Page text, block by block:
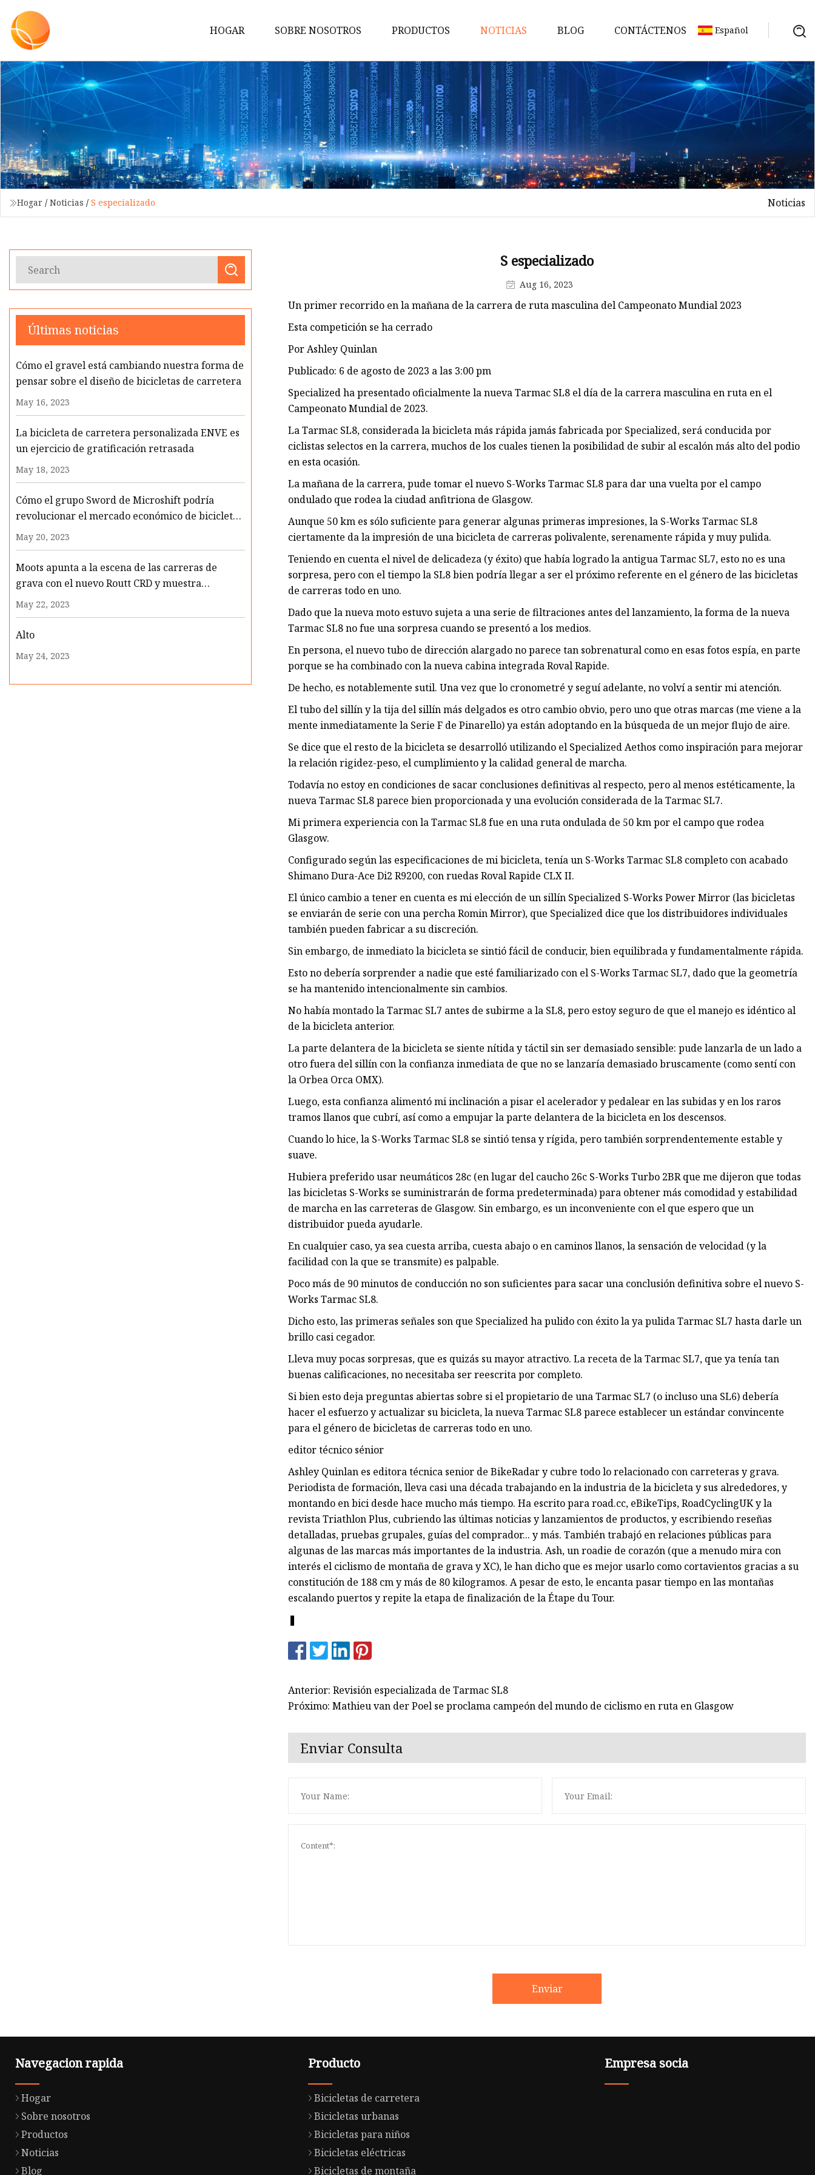
HOGAR SOBRE NOSOTROS PRODUCTOS
Bicicletas de carretera
Bicicletas urbanas
Bicicletas para niños
Bicicletas eléctricas
Bicicletas de montaña
Bicicletas gordas
NOTICIAS BLOG CONTÁCTENOS Español
Hogar / Noticias / S especializado Noticias
Últimas noticias
Cómo el gravel está cambiando nuestra forma de
pensar sobre el diseño de bicicletas de carretera
May 16, 2023
La bicicleta de carretera personalizada ENVE es
un ejercicio de gratificación retrasada
May 18, 2023
Cómo el grupo Sword de Microshift podría
revolucionar el mercado económico de bicicletas
de gravel
May 20, 2023
Moots apunta a la escena de las carreras de
grava con el nuevo Routt CRD y muestra
componentes de carbono MOD
May 22, 2023
Alto
May 24, 2023
S especializado
Aug 16, 2023
Un primer recorrido en la mañana de la carrera de ruta masculina del Campeonato Mundial 2023
Esta competición se ha cerrado
Por Ashley Quinlan
Publicado: 6 de agosto de 2023 a las 3:00 pm
Specialized ha presentado oficialmente la nueva Tarmac SL8 el día de la carrera masculina en ruta en el
Campeonato Mundial de 2023.
La Tarmac SL8, considerada la bicicleta más rápida jamás fabricada por Specialized, será conducida por
ciclistas selectos en la carrera, muchos de los cuales tienen la posibilidad de subir al escalón más alto del podio
en esta ocasión.
La mañana de la carrera, pude tomar el nuevo S-Works Tarmac SL8 para dar una vuelta por el campo
ondulado que rodea la ciudad anfitriona de Glasgow.
Aunque 50 km es sólo suficiente para generar algunas primeras impresiones, la S-Works Tarmac SL8
ciertamente da la impresión de una bicicleta de carreras polivalente, serenamente rápida y muy pulida.
Teniendo en cuenta el nivel de delicadeza (y éxito) que había logrado la antigua Tarmac SL7, esto no es una
sorpresa, pero con el tiempo la SL8 bien podría llegar a ser el próximo referente en el género de las bicicletas
de carreras todo en uno.
Dado que la nueva moto estuvo sujeta a una serie de filtraciones antes del lanzamiento, la forma de la nueva
Tarmac SL8 no fue una sorpresa cuando se presentó a los medios.
En persona, el nuevo tubo de dirección alargado no parece tan sobrenatural como en esas fotos espía, en parte
porque se ha combinado con la nueva cabina integrada Roval Rapide.
De hecho, es notablemente sutil. Una vez que lo cronometré y seguí adelante, no volví a sentir mi atención.
El tubo del sillín y la tija del sillín más delgados es otro cambio obvio, pero uno que otras marcas (me viene a la
mente inmediatamente la Serie F de Pinarello) ya están adoptando en la búsqueda de un mejor flujo de aire.
Se dice que el resto de la bicicleta se desarrolló utilizando el Specialized Aethos como inspiración para mejorar
la relación rigidez-peso, el cumplimiento y la calidad general de marcha.
Todavía no estoy en condiciones de sacar conclusiones definitivas al respecto, pero al menos estéticamente, la
nueva Tarmac SL8 parece bien proporcionada y una evolución considerada de la Tarmac SL7.
Mi primera experiencia con la Tarmac SL8 fue en una ruta ondulada de 50 km por el campo que rodea
Glasgow.
Configurado según las especificaciones de mi bicicleta, tenía un S-Works Tarmac SL8 completo con acabado
Shimano Dura-Ace Di2 R9200, con ruedas Roval Rapide CLX II.
El único cambio a tener en cuenta es mi elección de un sillín Specialized S-Works Power Mirror (las bicicletas
se enviarán de serie con una percha Romin Mirror), que Specialized dice que los distribuidores individuales
también pueden fabricar a su discreción.
Sin embargo, de inmediato la bicicleta se sintió fácil de conducir, bien equilibrada y fundamentalmente rápida.
Esto no debería sorprender a nadie que esté familiarizado con el S-Works Tarmac SL7, dado que la geometría
se ha mantenido intencionalmente sin cambios.
No había montado la Tarmac SL7 antes de subirme a la SL8, pero estoy seguro de que el manejo es idéntico al
de la bicicleta anterior.
La parte delantera de la bicicleta se siente nítida y táctil sin ser demasiado sensible: pude lanzarla de un lado a
otro fuera del sillín con la confianza inmediata de que no se lanzaría demasiado bruscamente (como sentí con
la Orbea Orca OMX).
Luego, esta confianza alimentó mi inclinación a pisar el acelerador y pedalear en las subidas y en los raros
tramos llanos que cubrí, así como a empujar la parte delantera de la bicicleta en los descensos.
Cuando lo hice, la S-Works Tarmac SL8 se sintió tensa y rígida, pero también sorprendentemente estable y
suave.
Hubiera preferido usar neumáticos 28c (en lugar del caucho 26c S-Works Turbo 2BR que me dijeron que todas
las bicicletas S-Works se suministrarán de forma predeterminada) para obtener más comodidad y estabilidad
de marcha en las carreteras de Glasgow. Sin embargo, es un inconveniente con el que espero que un
distribuidor pueda ayudarle.
En cualquier caso, ya sea cuesta arriba, cuesta abajo o en caminos llanos, la sensación de velocidad (y la
facilidad con la que se transmite) es palpable.
Poco más de 90 minutos de conducción no son suficientes para sacar una conclusión definitiva sobre el nuevo S-
Works Tarmac SL8.
Dicho esto, las primeras señales son que Specialized ha pulido con éxito la ya pulida Tarmac SL7 hasta darle un
brillo casi cegador.
Lleva muy pocas sorpresas, que es quizás su mayor atractivo. La receta de la Tarmac SL7, que ya tenía tan
buenas calificaciones, no necesitaba ser reescrita por completo.
Si bien esto deja preguntas abiertas sobre si el propietario de una Tarmac SL7 (o incluso una SL6) debería
hacer el esfuerzo y actualizar su bicicleta, la nueva Tarmac SL8 parece establecer un estándar convincente
para el género de bicicletas de carreras todo en uno.
editor técnico sénior
Ashley Quinlan es editora técnica senior de BikeRadar y cubre todo lo relacionado con carreteras y grava.
Periodista de formación, lleva casi una década trabajando en la industria de la bicicleta y sus alrededores, y
montando en bici desde hace mucho más tiempo. Ha escrito para road.cc, eBikeTips, RoadCyclingUK y la
revista Triathlon Plus, cubriendo las últimas noticias y lanzamientos de productos, y escribiendo reseñas
detalladas, pruebas grupales, guías del comprador... y más. También trabajó en relaciones públicas para
algunas de las marcas más importantes de la industria. Ash, un roadie de corazón (que a menudo mira con
interés el ciclismo de montaña de grava y XC), le han dicho que es mejor usarlo como cortavientos gracias a su
constitución de 188 cm y más de 80 kilogramos. A pesar de esto, le encanta pasar tiempo en las montañas
escalando puertos y repite la etapa de finalización de la Étape du Tour.
❚
Anterior: Revisión especializada de Tarmac SL8
Próximo: Mathieu van der Poel se proclama campeón del mundo de ciclismo en ruta en Glasgow
Enviar Consulta
Enviar
Navegacion rapida
Hogar
Sobre nosotros
Productos
Noticias
Blog
Producto
Bicicletas de carretera
Bicicletas urbanas
Bicicletas para niños
Bicicletas eléctricas
Bicicletas de montaña
Empresa socia